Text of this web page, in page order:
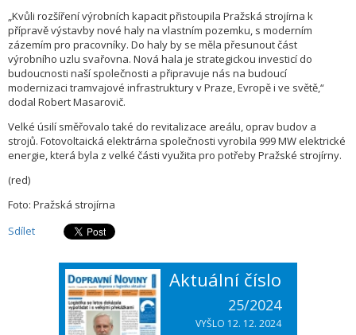
„Kvůli rozšíření výrobních kapacit přistoupila Pražská strojírna k
přípravě výstavby nové haly na vlastním pozemku, s moderním
zázemím pro pracovníky. Do haly by se měla přesunout část
výrobního uzlu svařovna. Nová hala je strategickou investicí do
budoucnosti naší společnosti a připravuje nás na budoucí
modernizaci tramvajové infrastruktury v Praze, Evropě i ve světě,“
dodal Robert Masarovič.
Velké úsilí směřovalo také do revitalizace areálu, oprav budov a
strojů. Fotovoltaická elektrárna společnosti vyrobila 999 MW elektrické
energie, která byla z velké části využita pro potřeby Pražské strojírny.
(red)
Foto: Pražská strojírna
Sdílet
Aktuální číslo
25/2024
VYŠLO 12. 12. 2024